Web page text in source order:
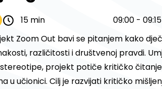
15 min 09:00 -
Zoom Out bavi se pitanjem kako
različitosti i društvenoj pravdi.
projekt potiče kritičko
u učionici. Cilj je razvijati kritičko